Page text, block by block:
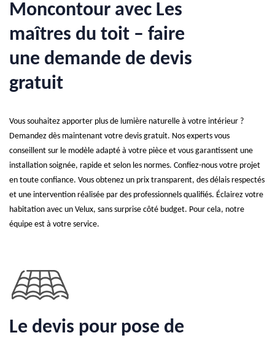
Moncontour avec Les
maîtres du toit – faire
une demande de devis
gratuit
Vous souhaitez apporter plus de lumière naturelle à votre intérieur ?
Demandez dès maintenant votre devis gratuit. Nos experts vous
conseillent sur le modèle adapté à votre pièce et vous garantissent une
installation soignée, rapide et selon les normes. Confiez-nous votre projet
en toute confiance. Vous obtenez un prix transparent, des délais respectés
et une intervention réalisée par des professionnels qualifiés. Éclairez votre
habitation avec un Velux, sans surprise côté budget. Pour cela, notre
équipe est à votre service.
Le devis pour pose de